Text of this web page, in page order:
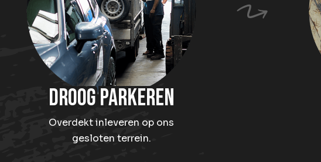
Droog Parkeren
Overdekt inleveren op ons
gesloten terrein.